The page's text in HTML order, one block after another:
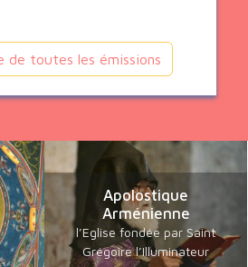
de toutes les émissions
Apolostique
Arménienne
l’Eglise fondée par Saint
Grégoire l’Illuminateur